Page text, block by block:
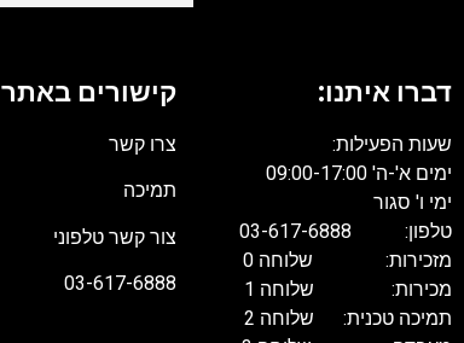
דברו איתנו:
שעות הפעילות:
ימים א'-ה' 09:00-17:00
ימי ו' סגור
טלפון: 03-617-6888
מזכירות: שלוחה 0
מכירות: שלוחה 1
תמיכה טכנית: שלוחה 2
קישורים באתר
צרו קשר
תמיכה
צור קשר טלפוני
03-617-6888